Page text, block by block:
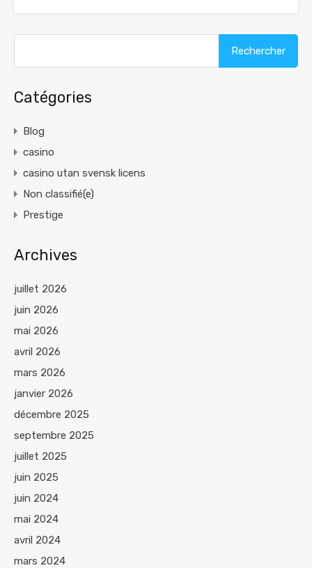
Catégories
Blog
casino
casino utan svensk licens
Non classifié(e)
Prestige
Archives
juillet 2026
juin 2026
mai 2026
avril 2026
mars 2026
janvier 2026
décembre 2025
septembre 2025
juillet 2025
juin 2025
juin 2024
mai 2024
avril 2024
mars 2024